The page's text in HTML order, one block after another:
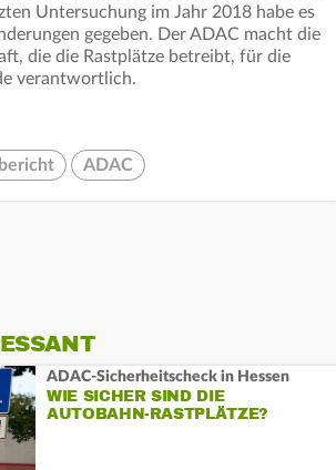
Untersuchung im Jahr 2018 habe es
gegeben. Der ADAC macht die
die die Rastplätze betreibt, für die
verantwortlich.
ADAC
ADAC-Sicherheitscheck in Hessen
WIE SICHER SIND DIE
AUTOBAHN-RASTPLÄTZE?